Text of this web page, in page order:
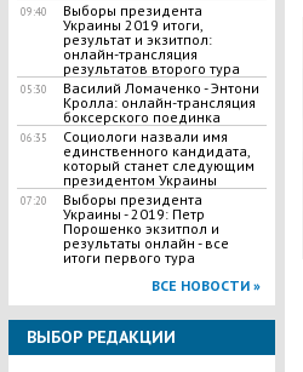
09:40
Выборы президента
Украины 2019 итоги,
результат и экзитпол:
онлайн-трансляция
результатов второго тура
05:30
Василий Ломаченко - Энтони
Кролла: онлайн-трансляция
боксерского поединка
06:35
Социологи назвали имя
единственного кандидата,
который станет следующим
президентом Украины
07:20
Выборы президента
Украины - 2019: Петр
Порошенко экзитпол и
результаты онлайн - все
итоги первого тура
ВСЕ НОВОСТИ »
ВЫБОР РЕДАКЦИИ